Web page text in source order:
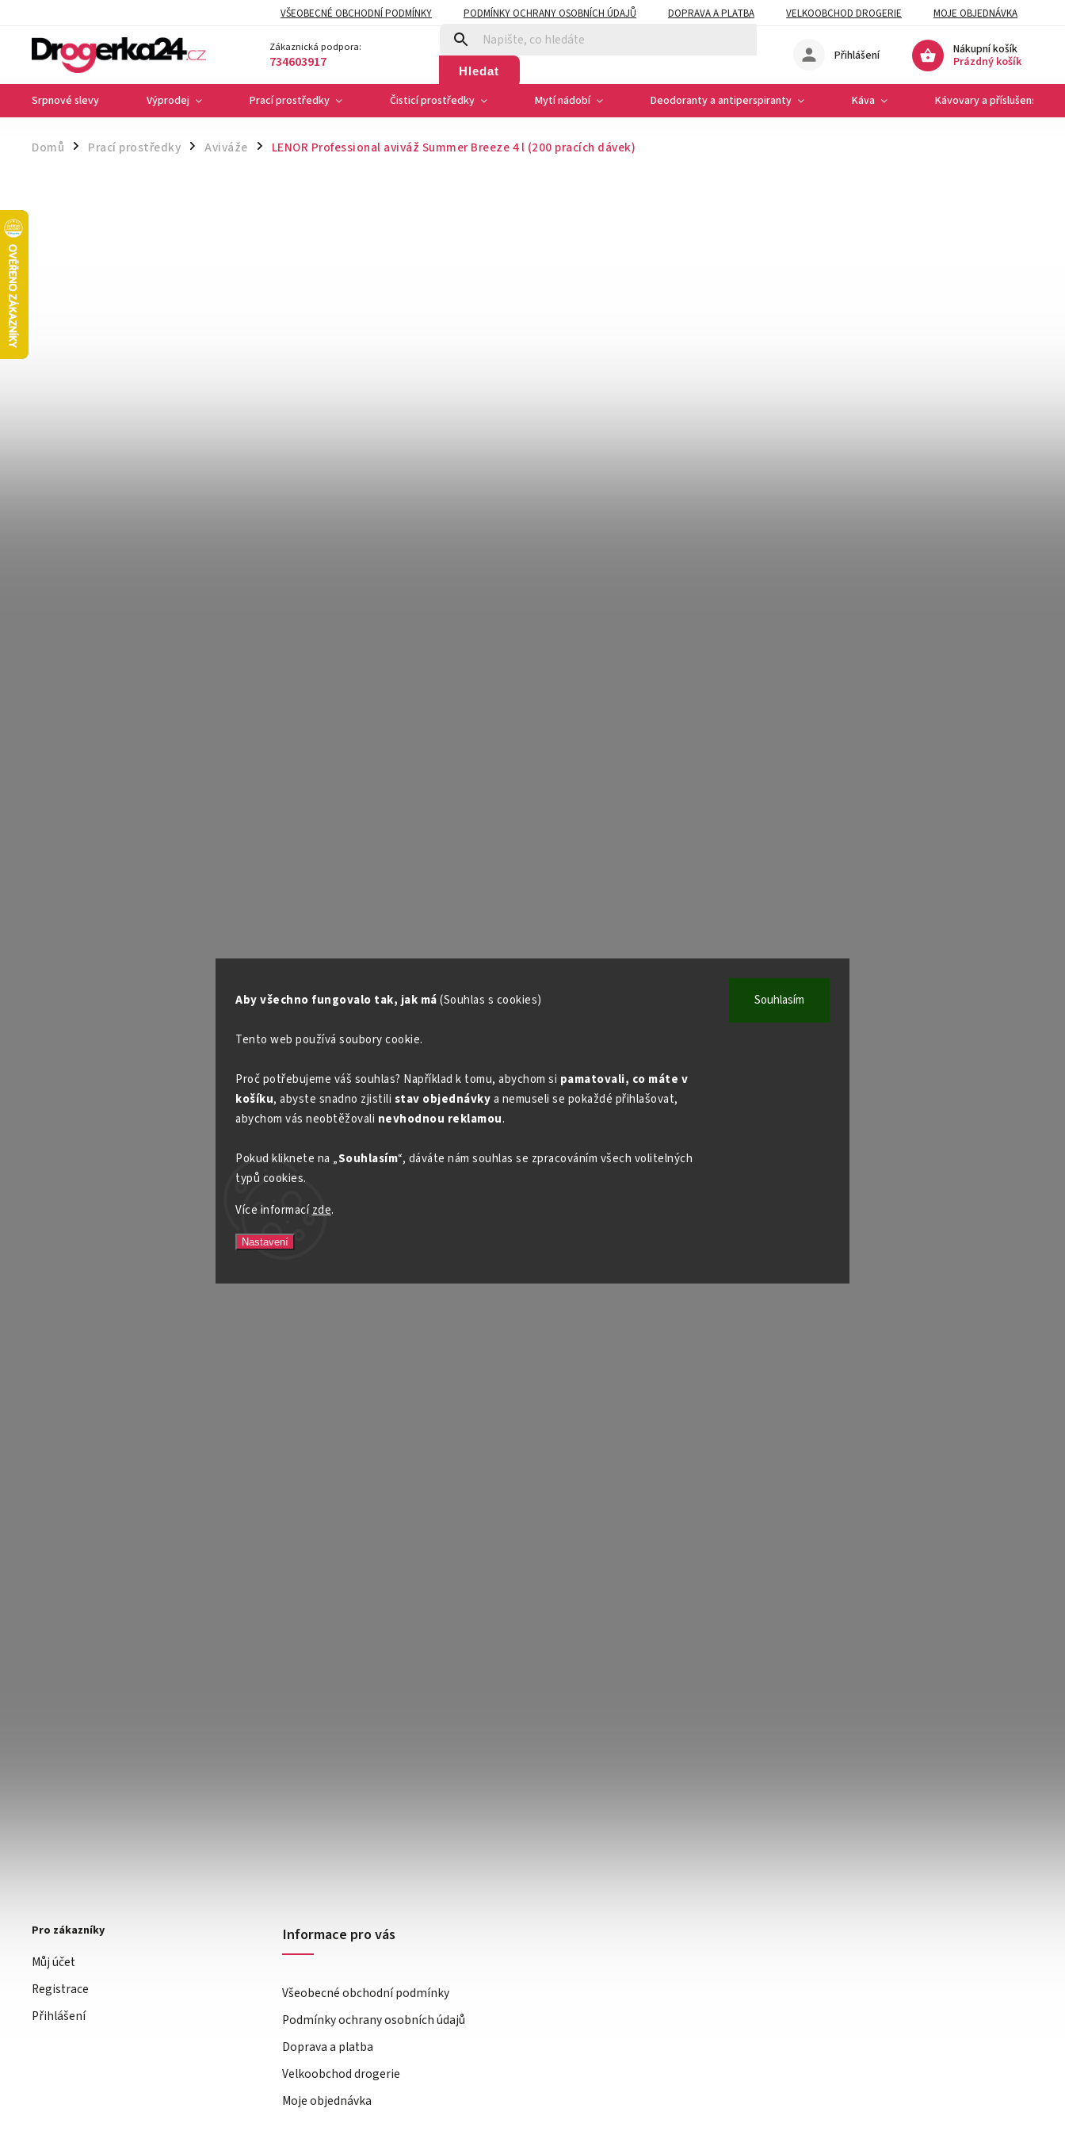
Aby všechno fungovalo tak, jak má(Souhlas s cookies)
Tento web používá soubory cookie.
Proč potřebujeme váš souhlas? Například k tomu, abychom si pamatovali, co máte v
košíku, abyste snadno zjistili stav objednávkya nemuseli se pokaždé přihlašovat,
abychom vás neobtěžovali nevhodnou reklamou.
Pokud kliknete na „Souhlasím“, dáváte nám souhlas se zpracováním všech volitelných
typů cookies.
Více informacízde.
Nastavení
Souhlasím
VŠEOBECNÉ OBCHODNÍ PODMÍNKY PODMÍNKY OCHRANY OSOBNÍCH ÚDAJŮ DOPRAVA A PLATBA VELKOOBCHOD DROGERIE MOJE OBJEDNÁVKA
Zákaznická podpora:
734603917 Hledat
Nákupní košík
Prázdný košík
Přihlášení
Srpnové slevy Výprodej Prací prostředky Čisticí prostředky Mytí nádobí Deodoranty a antiperspiranty Káva Kávovary a příslušenství
Domů / Prací prostředky / Aviváže / LENOR Professional aviváž Summer Breeze 4 l (200 pracích dávek)
Pro zákazníky
Můj účet
Registrace
Přihlášení
Informace pro vás
Všeobecné obchodní podmínky
Podmínky ochrany osobních údajů
Doprava a platba
Velkoobchod drogerie
Moje objednávka